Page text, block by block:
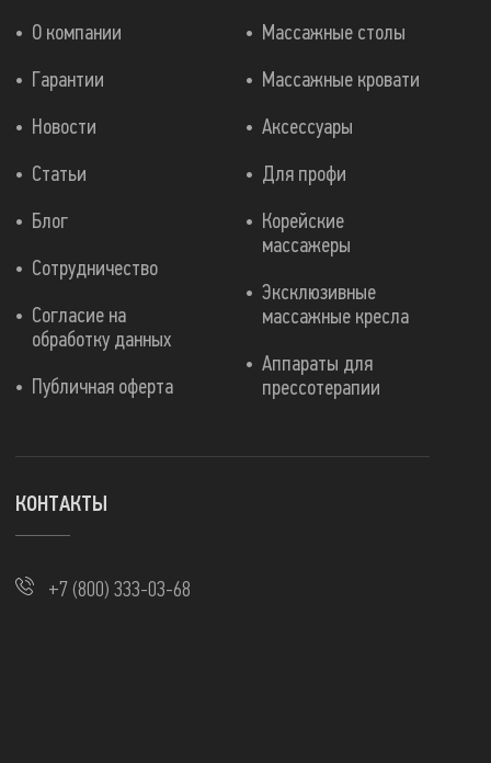
Массажные столы
Массажные кровати
Аксессуары
Для профи
Корейские
массажеры
Эксклюзивные
массажные кресла
Аппараты для
прессотерапии
О компании
Гарантии
Новости
Статьи
Блог
Сотрудничество
Согласие на
обработку данных
Публичная оферта
КОНТАКТЫ
+7 (800) 333-03-68